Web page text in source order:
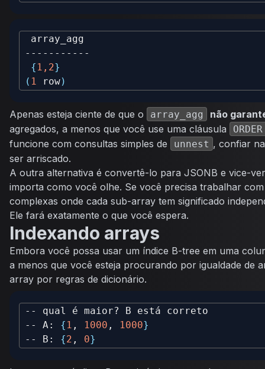
{ 1,2}
( 1 row)
Apenas esteja ciente de que o array_agg
não
agregados, a menos que você use uma cláusula
funcione com consultas simples de unnest , confiar
ser arriscado.
A outra alternativa é convertê-lo para JSONB e vice-
importa como você olhe. Se você precisa trabalhar
complexas onde cada sub-array tem significado
Ele fará exatamente o que você espera.
Indexando arrays
Embora você possa usar um índice B-tree em uma
a menos que você esteja procurando por igualdade de
array por regras de dicionário.
-- A: { 1 , 1000 , 1000}
-- B: {2 , 0}